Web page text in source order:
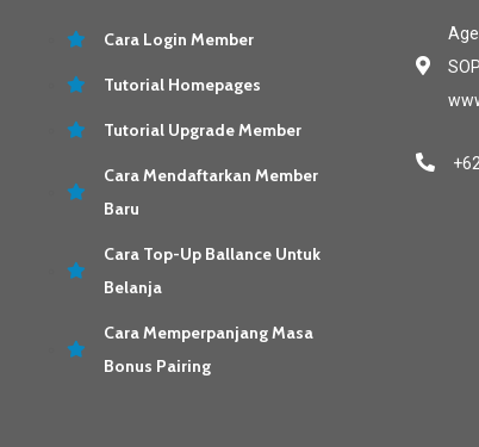
Cara Login Member
Tutorial Homepages
Tutorial Upgrade Member
Cara Mendaftarkan Member
Baru
Cara Top-Up Ballance Untuk
Belanja
Cara Memperpanjang Masa
Bonus Pairing